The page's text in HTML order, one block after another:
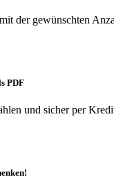
der gewünschten
PDF
und sicher per